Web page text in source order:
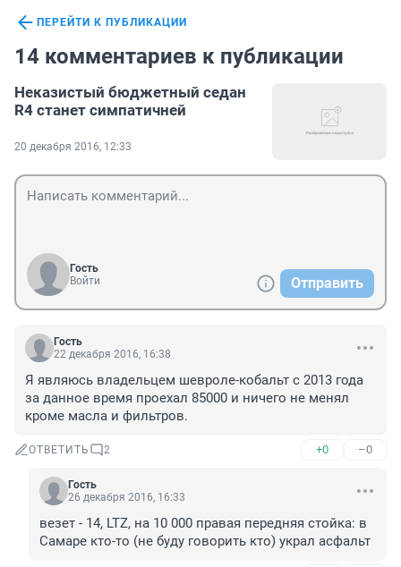
ПЕРЕЙТИ К ПУБЛИКАЦИИ
14 комментариев к публикации
Неказистый бюджетный седан
R4 станет симпатичней
20 декабря 2016, 12:33
Гость
Войти
Отправить
Гость
22 декабря 2016, 16:38
Я являюсь владельцем шевроле-кобальт с 2013 года
за данное время проехал 85000 и ничего не менял
кроме масла и фильтров.
ОТВЕТИТЬ 2 +0 –0
Гость
26 декабря 2016, 16:33
везет - 14, LTZ, на 10 000 правая передняя стойка: в
Самаре кто-то (не буду говорить кто) украл асфальт